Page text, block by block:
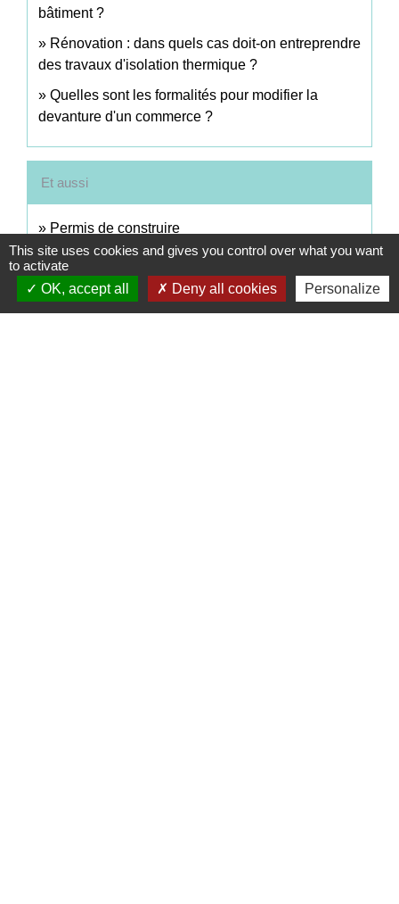
bâtiment ?
Rénovation : dans quels cas doit-on entreprendre
des travaux d'isolation thermique ?
Quelles sont les formalités pour modifier la
devanture d'un commerce ?
Et aussi
Permis de construire
Logement
Affichage de l'autorisation d'urbanisme sur le
terrain
Logement
This site uses cookies and gives you control over what you want
to activate
OK, accept all
Deny all cookies Personalize